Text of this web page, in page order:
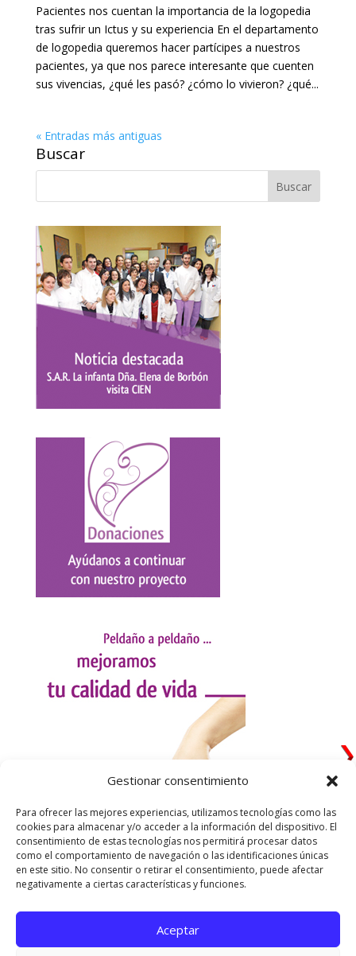
Gestionar consentimiento
Para ofrecer las mejores experiencias, utilizamos tecnologías como las
cookies para almacenar y/o acceder a la información del dispositivo. El
consentimiento de estas tecnologías nos permitirá procesar datos
como el comportamiento de navegación o las identificaciones únicas
en este sitio. No consentir o retirar el consentimiento, puede afectar
negativamente a ciertas características y funciones.
Aceptar
Pacientes nos cuentan la importancia de la logopedia
tras sufrir un Ictus y su experiencia En el departamento
de logopedia queremos hacer partícipes a nuestros
pacientes, ya que nos parece interesante que cuenten
sus vivencias, ¿qué les pasó? ¿cómo lo vivieron? ¿qué...
« Entradas más antiguas
Buscar
Utilizamos cookies para ofrecerte la mejor experiencia en